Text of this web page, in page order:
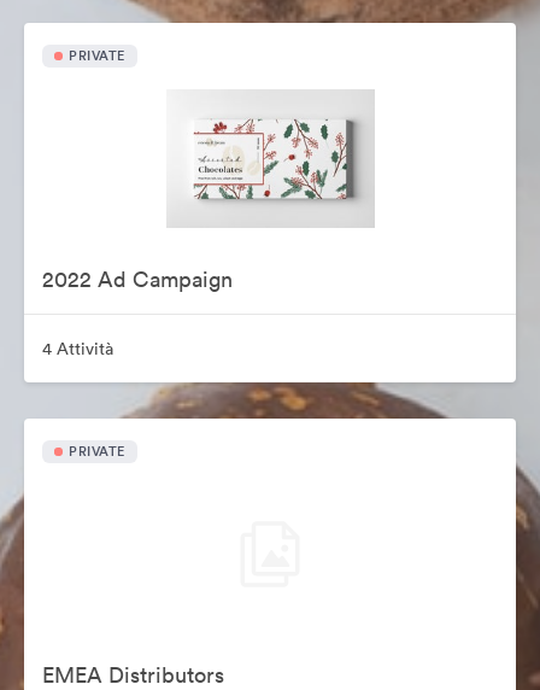
PRIVATE
2022 Ad Campaign
4 Attività
PRIVATE
EMEA Distributors